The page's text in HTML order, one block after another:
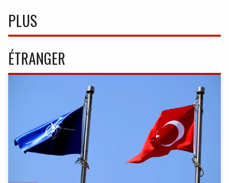
PLUS
ÉTRANGER